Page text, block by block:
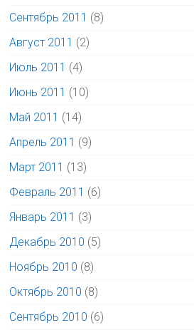
Сентябрь 2011 (8)
Август 2011 (2)
Июль 2011 (4)
Июнь 2011 (10)
Май 2011 (14)
Апрель 2011 (9)
Март 2011 (13)
Февраль 2011 (6)
Январь 2011 (3)
Декабрь 2010 (5)
Ноябрь 2010 (8)
Октябрь 2010 (8)
Сентябрь 2010 (6)